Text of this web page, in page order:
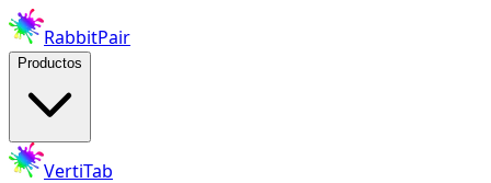
RabbitPair
Productos
VertiTab